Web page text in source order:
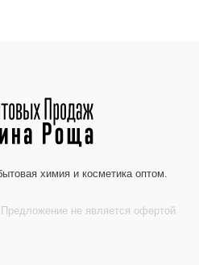
химия и косметика оптом.
Предложение не является офертой